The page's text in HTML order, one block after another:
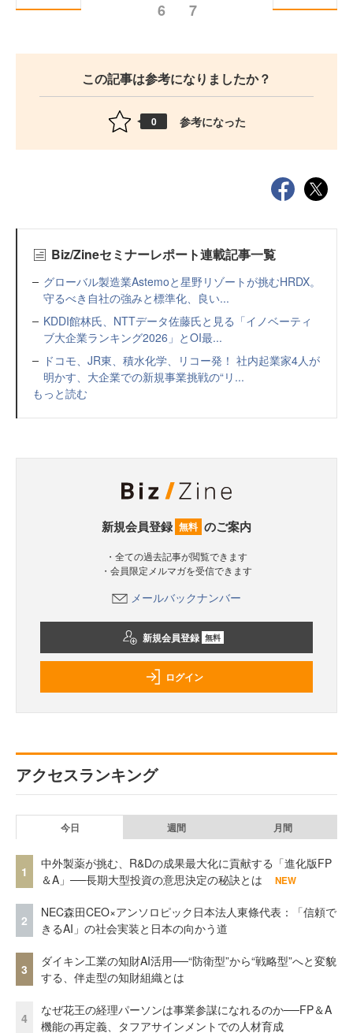
6 7
この記事は参考になりましたか？
0 参考になった
Biz/Zineセミナーレポート連載記事一覧
グローバル製造業Astemoと星野リゾートが挑むHRDX。
守るべき自社の強みと標準化、良い...
KDDI館林氏、NTTデータ佐藤氏と見る「イノベーティ
ブ大企業ランキング2026」とOI最...
ドコモ、JR東、積水化学、リコー発！ 社内起業家4人が
明かす、大企業での新規事業挑戦の“リ...
もっと読む
新規会員登録 無料 のご案内
・全ての過去記事が閲覧できます
・会員限定メルマガを受信できます
メールバックナンバー
新規会員登録 無料
ログイン
アクセスランキング
今日 週間 月間
1
中外製薬が挑む、R&Dの成果最大化に貢献する「進化版FP
＆A」──長期大型投資の意思決定の秘訣とは
NEW
2
NEC森田CEO×アンソロピック日本法人東條代表：「信頼で
きるAI」の社会実装と日本の向かう道
3
ダイキン工業の知財AI活用──“防衛型”から“戦略型”へと変貌
する、伴走型の知財組織とは
4
なぜ花王の経理パーソンは事業参謀になれるのか──FP＆A
機能の再定義、タフアサインメントでの人材育成